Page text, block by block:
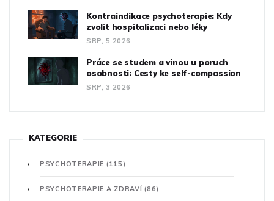
Kontraindikace psychoterapie: Kdy
zvolit hospitalizaci nebo léky
SRP, 5 2026
Práce se studem a vinou u poruch
osobnosti: Cesty ke self-compassion
SRP, 3 2026
KATEGORIE
PSYCHOTERAPIE (115)
PSYCHOTERAPIE A ZDRAVÍ(86)